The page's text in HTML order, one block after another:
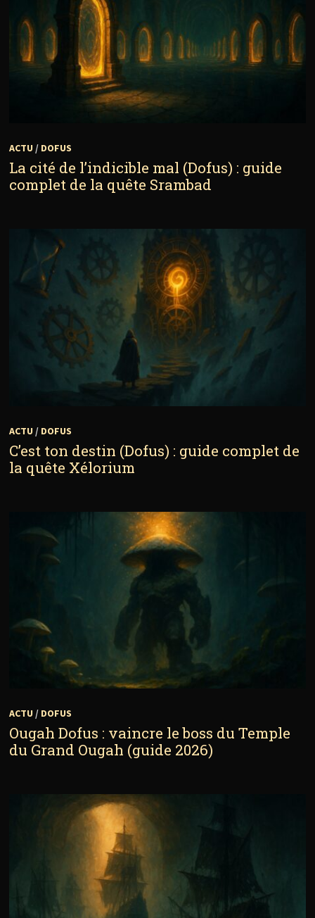
ACTU / DOFUS
La cité de l’indicible mal (Dofus) : guide
complet de la quête Srambad
ACTU / DOFUS
C’est ton destin (Dofus) : guide complet de
la quête Xélorium
ACTU / DOFUS
Ougah Dofus : vaincre le boss du Temple
du Grand Ougah (guide 2026)